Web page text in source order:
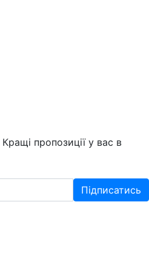
Кращі пропозиції у вас в
Підписатись